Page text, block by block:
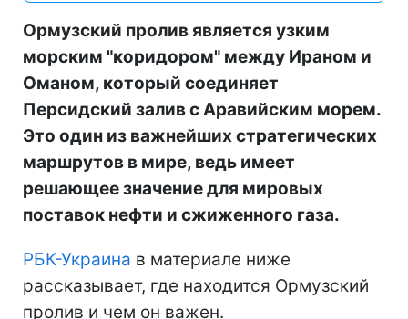
Ормузский пролив является узким
морским "коридором" между Ираном и
Оманом, который соединяет
Персидский залив с Аравийским морем.
Это один из важнейших стратегических
маршрутов в мире, ведь имеет
решающее значение для мировых
поставок нефти и сжиженного газа.
РБК-Украина в материале ниже
рассказывает, где находится Ормузский
пролив и чем он важен.